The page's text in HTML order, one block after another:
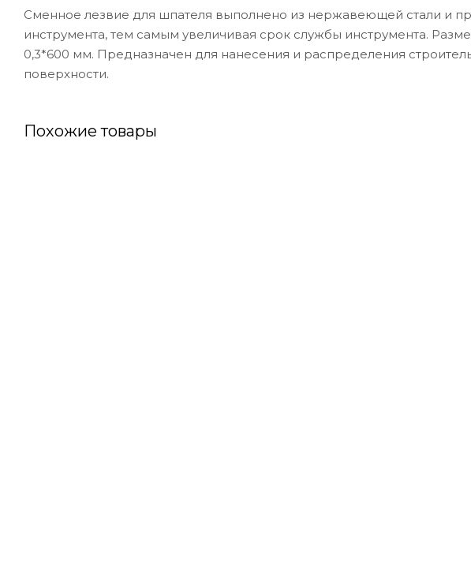
Сменное лезвие для шпателя выполнено из нержавеющей стали и
инструмента, тем самым увеличивая срок службы инструмента.
0,3*600 мм. Предназначен для нанесения и распределения
поверхности.
Похожие товары